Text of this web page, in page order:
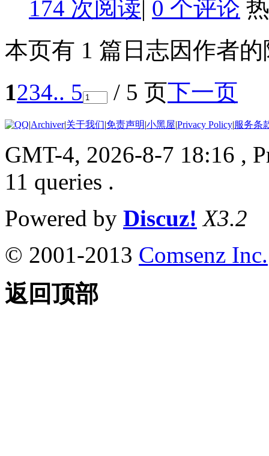
174 次阅读| 0 个评论
本页有 1 篇日志因作者
1234.. 5 / 5 页下一页
|Archiver|关于我们|免责声明|小黑屋|Privacy Policy|服务条
GMT-4, 2026-8-7 18:16 ,
11 queries .
Powered by Discuz! X3.2
© 2001-2013 Comsenz Inc.
返回顶部